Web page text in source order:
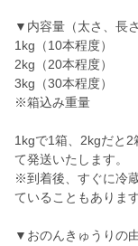
▼内容量（太さ、長
1kg（10本程度）
2kg（20本程度）
3kg（30本程度）
※箱込み重量
1kgで1箱、2kgだと2
て発送いたします。
※到着後、すぐに冷
ていることもありま
▼おのんきゅうりの